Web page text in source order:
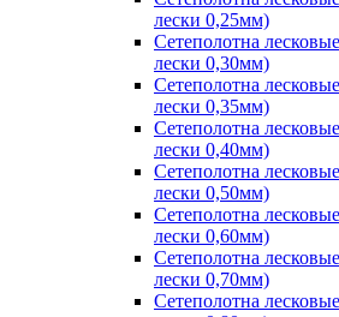
лески 0,25мм)
Сетеполотна
лески 0,30мм)
Сетеполотна
лески 0,35мм)
Сетеполотна
лески 0,40мм)
Сетеполотна
лески 0,50мм)
Сетеполотна
лески 0,60мм)
Сетеполотна
лески 0,70мм)
Сетеполотна